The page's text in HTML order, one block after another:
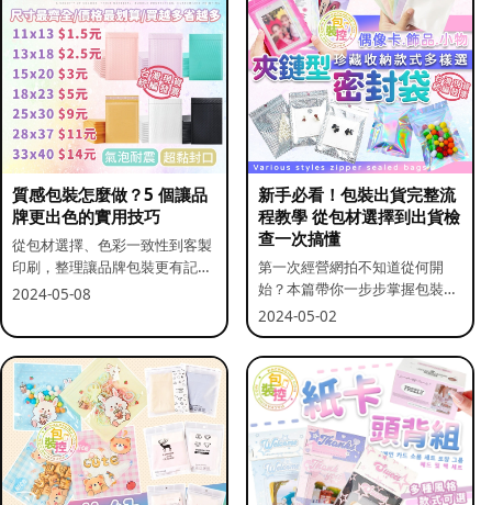
質感包裝怎麼做？5 個讓品
牌更出色的實用技巧
從包材選擇、色彩一致性到客製
印刷，整理讓品牌包裝更有記憶
點的實用做法。
2024-05-08
新手必看！包裝出貨完整流
程教學 從包材選擇到出貨檢
查一次搞懂
第一次經營網拍不知道從何開
始？本篇帶你一步步掌握包裝流
程與出貨前檢查重點。
2024-05-02